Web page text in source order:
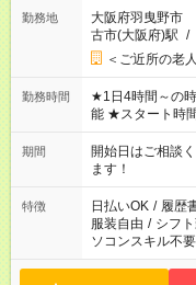
勤務地
大阪府羽曳野市
古市(大阪府)駅 /
＜ご近所の老
勤務時間
★1日4時間～の時短シフトOK ★も
能 ★スタート時
20:00 など 残業なし！ ※Wワークの場合、他の
週40時間超の就
間以上勤務は社
（日雇い派遣の
案内が難しい場
期間
開始日はご相談
ます！
特徴 日払いOK / 履歴
服装自由 / シフ
ソコンスキル不要